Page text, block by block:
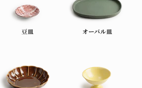
豆皿 オーバル皿